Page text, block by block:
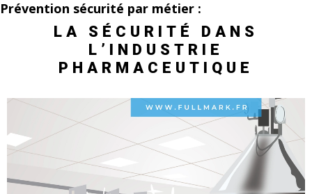
Prévention sécurité par métier :
LA SÉCURITÉ DANS
L’INDUSTRIE
PHARMACEUTIQUE